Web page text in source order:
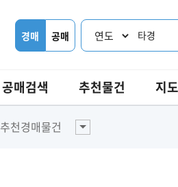
경매 공매 타경
공매검색 추천물건 지
추천경매물건